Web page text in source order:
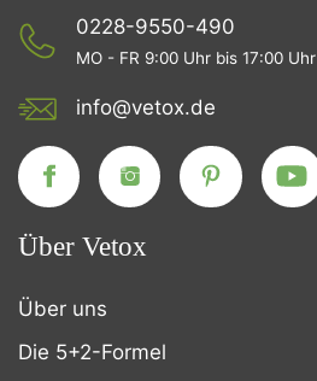
0228-9550-490
MO - FR 9:00 Uhr bis 17:00 Uhr
info@vetox.de
Über Vetox
Über uns
Die 5+2-Formel